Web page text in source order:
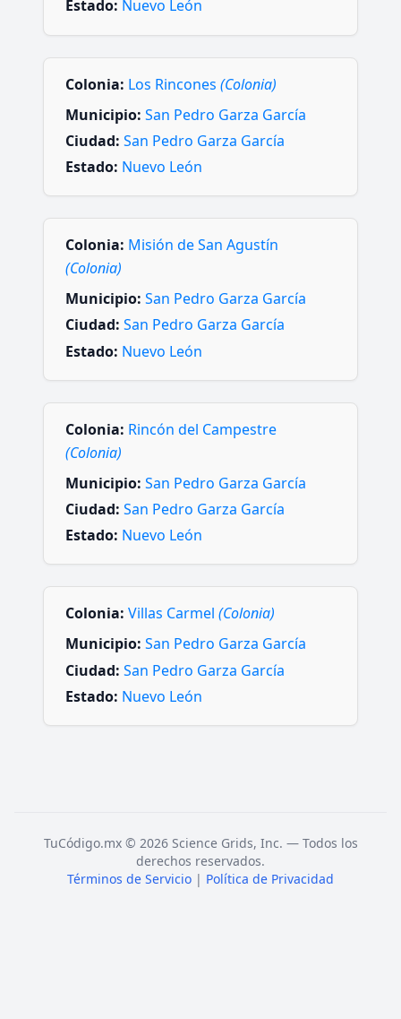
Estado: Nuevo León
Colonia: Los Rincones (Colonia)
Municipio: San Pedro Garza García
Ciudad: San Pedro Garza García
Estado: Nuevo León
Colonia: Misión de San Agustín
(Colonia)
Municipio: San Pedro Garza García
Ciudad: San Pedro Garza García
Estado: Nuevo León
Colonia: Rincón del Campestre
(Colonia)
Municipio: San Pedro Garza García
Ciudad: San Pedro Garza García
Estado: Nuevo León
Colonia: Villas Carmel (Colonia)
Municipio: San Pedro Garza García
Ciudad: San Pedro Garza García
Estado: Nuevo León
TuCódigo.mx © 2026 Science Grids, Inc. — Todos los
derechos reservados.
Términos de Servicio | Política de Privacidad